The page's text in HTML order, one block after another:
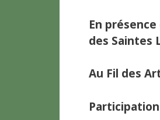
En
des Saintes
Au Fil des